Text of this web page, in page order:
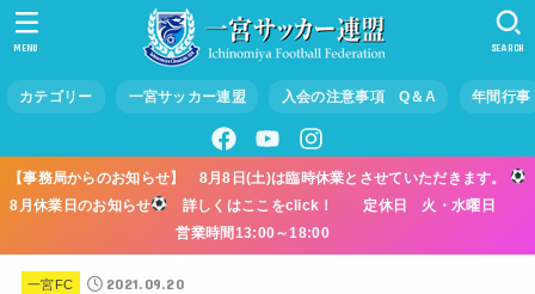
カテゴリー 一宮サッカー連盟 入会の注意事項 Q＆A 年間行事
SEARCH
MENU
【事務局からのお知らせ】 8月8日(土)は臨時休業とさせていただきます。
8月休業日のお知らせ
詳しくはここをclick！ 定休日 火・水曜日
営業時間13:00～18:00
一宮FC 2021.09.20